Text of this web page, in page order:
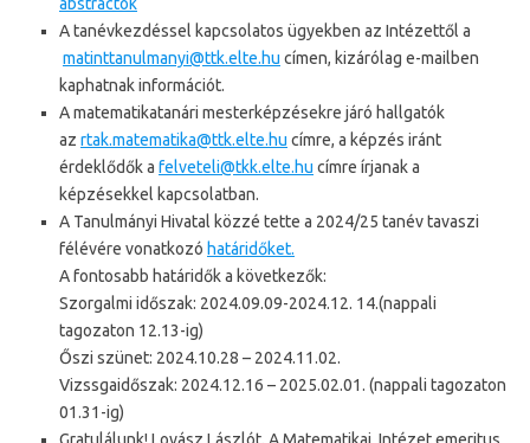
A tanévkezdéssel kapcsolatos ügyekben az Intézettől a
matinttanulmanyi@ttk.elte.hu címen, kizárólag e-mailben
kaphatnak információt.
A matematikatanári mesterképzésekre járó hallgatók
az rtak.matematika@ttk.elte.hu címre, a képzés iránt
érdeklődők a felveteli@tkk.elte.hu címre írjanak a
képzésekkel kapcsolatban.
A Tanulmányi Hivatal közzé tette a 2024/25 tanév tavaszi
félévére vonatkozó határidőket.
A fontosabb határidők a következők:
Szorgalmi időszak: 2024.09.09-2024.12. 14.(nappali
tagozaton 12.13-ig)
Őszi szünet: 2024.10.28 – 2024.11.02.
Vizssgaidőszak: 2024.12.16 – 2025.02.01. (nappali tagozaton
01.31-ig)